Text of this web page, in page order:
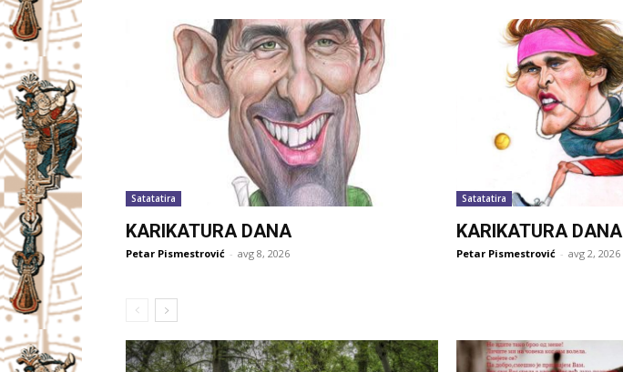
Satatatira
KARIKATURA DANA
Petar Pismestrović - avg 8, 2026
Satatatira
KARIKATURA DANA
Petar Pismestrović - avg 2, 2026